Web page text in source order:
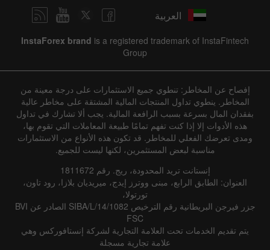
العربية
InstaForex brand is a registered trademark of InstaFintech
Group
إفصاح عن المخاطر: تنطوي جميع الاستثمارات على درجة معينة من
المخاطر. ينطوي تداول المنتجات المالية المشتقة على مخاطر عالية
بفقدان المال بسرعة بسبب الرافعة المالية. يجب ألا تشارك في تداول
هذه الأدوات إلا إذا كنت تفهم تمامًا طبيعة المعاملات التي تقوم بها،
ومدى تعرضك الفعلي للمخاطر. قد تكون هذه الأنواع من الاستثمارات
مناسبة لبعض المستثمرين، لكنها ليست للجميع.
إنستانت تريد المحدودة، ريج. رقم 1811672
العنوان: الطابق الرابع، مبنى ووترز إيدج، ميريديان بلازا، رود تاون،
تورتولا،
جزر فيرجن البريطانية رقم الترخيص SIBA/L/14/1082 الصادر عن BVI
FSC
يتم تقديم الخدمات تحت العلامة التجارية لشركة إنستافوركس وهي
علامة تجارية مسجلة